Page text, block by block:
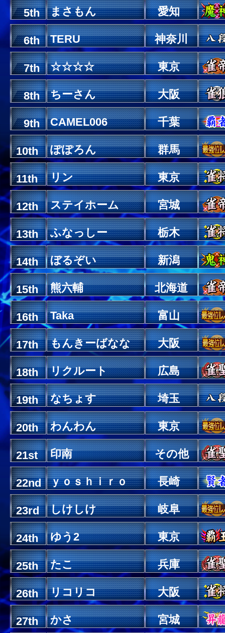
5th まさもん 愛知
6th TERU 神奈川
7th ☆☆☆☆ 東京
8th ちーさん 大阪
9th CAMEL006 千葉
10th ぽぽろん 群馬
11th リン 東京
12th ステイホーム 宮城
13th ふなっしー 栃木
14th ぼるぞい 新潟
15th 熊六輔 北海道
16th Taka 富山
17th もんきーばなな 大阪
18th リクルート 広島
19th なちょす 埼玉
20th わんわん 東京
21st 印南 その他
22nd ｙｏｓｈｉｒｏ 長崎
23rd しけしけ 岐阜
24th ゆう2 東京
25th たこ 兵庫
26th リコリコ 大阪
27th かさ 宮城